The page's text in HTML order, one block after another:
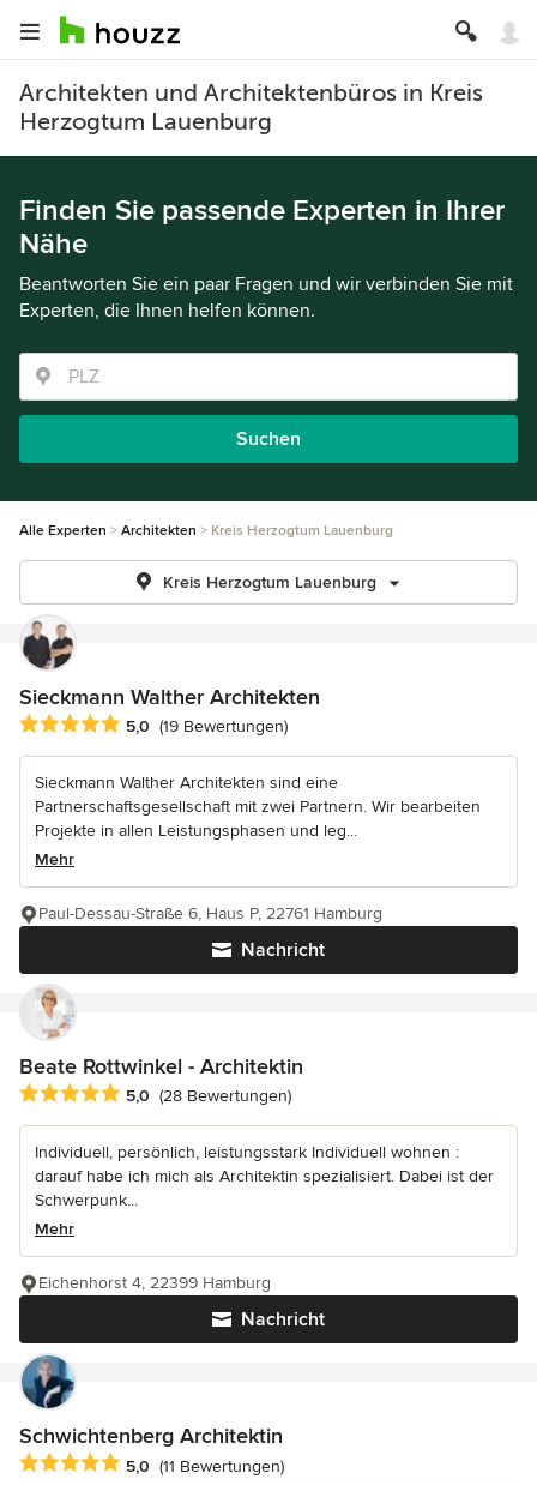
Architekten und Architektenbüros in Kreis
Herzogtum Lauenburg
Finden Sie passende Experten in Ihrer
Nähe
Beantworten Sie ein paar Fragen und wir verbinden Sie mit
Experten, die Ihnen helfen können.
Suchen
Alle Experten Architekten Kreis Herzogtum Lauenburg
Kreis Herzogtum Lauenburg
Sieckmann Walther Architekten
Durchschnittliche Bewertung: 5 von 5 Sternen
5,0 (19 Bewertungen)
Sieckmann Walther Architekten sind eine
Partnerschaftsgesellschaft mit zwei Partnern. Wir bearbeiten
Projekte in allen Leistungsphasen und leg...
Mehr
Nachricht
Paul-Dessau-Straße 6, Haus P, 22761 Hamburg
Beate Rottwinkel - Architektin
Durchschnittliche Bewertung: 5 von 5 Sternen
5,0 (28 Bewertungen)
Individuell, persönlich, leistungsstark Individuell wohnen :
darauf habe ich mich als Architektin spezialisiert. Dabei ist der
Schwerpunk...
Mehr
Nachricht
Eichenhorst 4, 22399 Hamburg
Schwichtenberg Architektin
Durchschnittliche Bewertung: 5 von 5 Sternen
5,0 (11 Bewertungen)